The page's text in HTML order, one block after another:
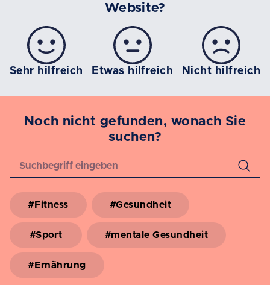
Website?
Sehr hilfreich Etwas hilfreich Nicht hilfreich
Noch nicht gefunden, wonach Sie
suchen?
#Fitness #Gesundheit
#Sport #mentale Gesundheit
#Ernährung